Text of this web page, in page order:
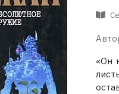
«Он